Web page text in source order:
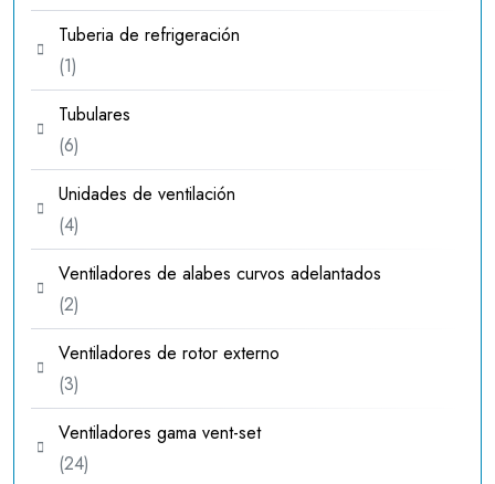
productos
Tuberia de refrigeración
11
producto
Tubulares
66
productos
Unidades de ventilación
44
productos
Ventiladores de alabes curvos adelantados
22
productos
Ventiladores de rotor externo
33
productos
Ventiladores gama vent-set
2424